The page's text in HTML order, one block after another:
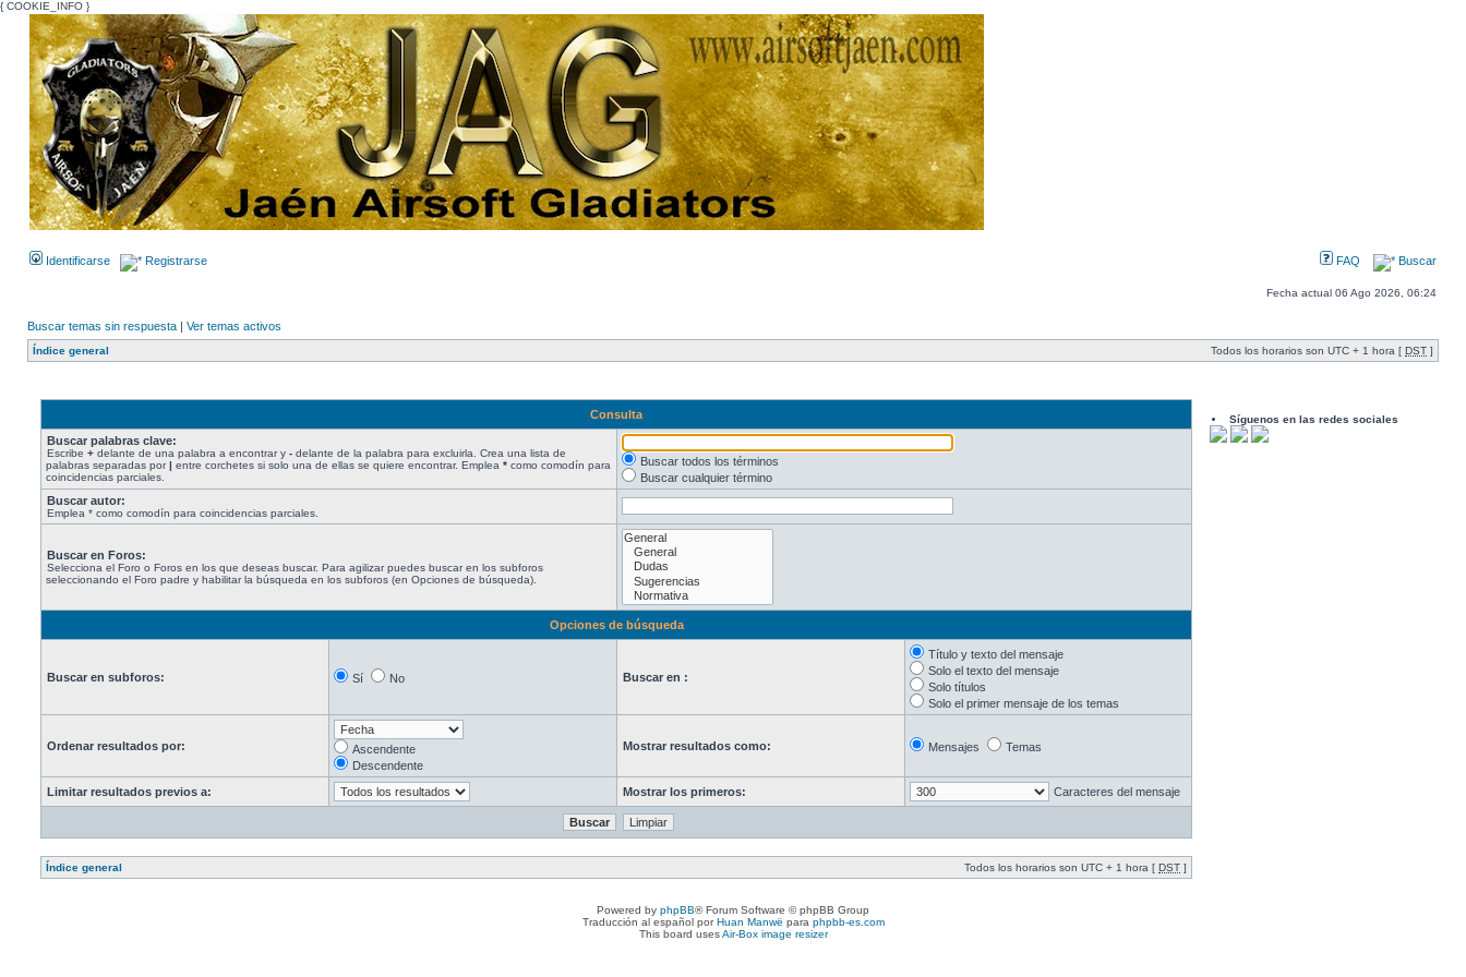
{ COOKIE_INFO }
Identificarse Registrarse FAQ Buscar
Fecha actual 06 Ago 2026, 06:24
Buscar temas sin respuesta | Ver temas activos
Índice general Todos los horarios son UTC + 1 hora [ DST ]
Consulta
Buscar palabras clave:
Escribe + delante de una palabra a encontrar y - delante de la palabra para excluirla. Crea una lista de
palabras separadas por| entre corchetes si solo una de ellas se quiere encontrar. Emplea * como comodín para
coincidencias parciales.
Buscar todos los términos
Buscar cualquier término
Buscar autor:
Emplea * como comodín para coincidencias parciales.
Buscar en Foros:
Selecciona el Foro o Foros en los que deseas buscar. Para agilizar puedes buscar en los subforos
seleccionando el Foro padre y habilitar la búsqueda en los subforos (en Opciones de búsqueda).
Opciones de búsqueda
Buscar en subforos: Sí No Buscar en :
Título y texto del mensaje
Solo el texto del mensaje
Solo títulos
Solo el primer mensaje de los temas
Ordenar resultados por:
Ascendente
Descendente
Mostrar resultados como: Mensajes Temas
Limitar resultados previos a: Mostrar los primeros: Caracteres del mensaje
Índice general Todos los horarios son UTC + 1 hora [ DST ]
Síguenos en las redes sociales
Powered by phpBB® Forum Software © phpBB Group
Traducción al español porHuan Manwë para phpbb-es.com
This board usesAir-Box image resizer